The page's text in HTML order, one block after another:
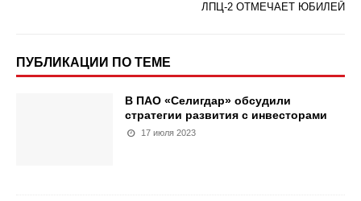
ЛПЦ-2 ОТМЕЧАЕТ ЮБИЛЕЙ
ПУБЛИКАЦИИ ПО ТЕМЕ
В ПАО «Селигдар» обсудили
стратегии развития с инвесторами
17 июля 2023